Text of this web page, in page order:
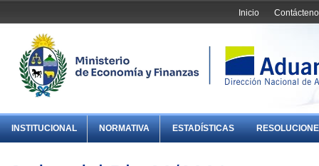
Inicio
INSTITUCIONAL NORMATIVA ESTADÍSTICAS